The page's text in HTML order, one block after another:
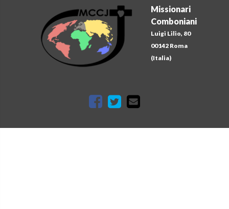
Missionari
Comboniani
Luigi Lilio, 80
00142 Roma
(Italia)